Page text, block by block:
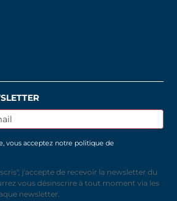
vous acceptez notre politique de
j'accepte de recevoir la newsletter du
vous désinscrire à tout moment via les
newsletter.